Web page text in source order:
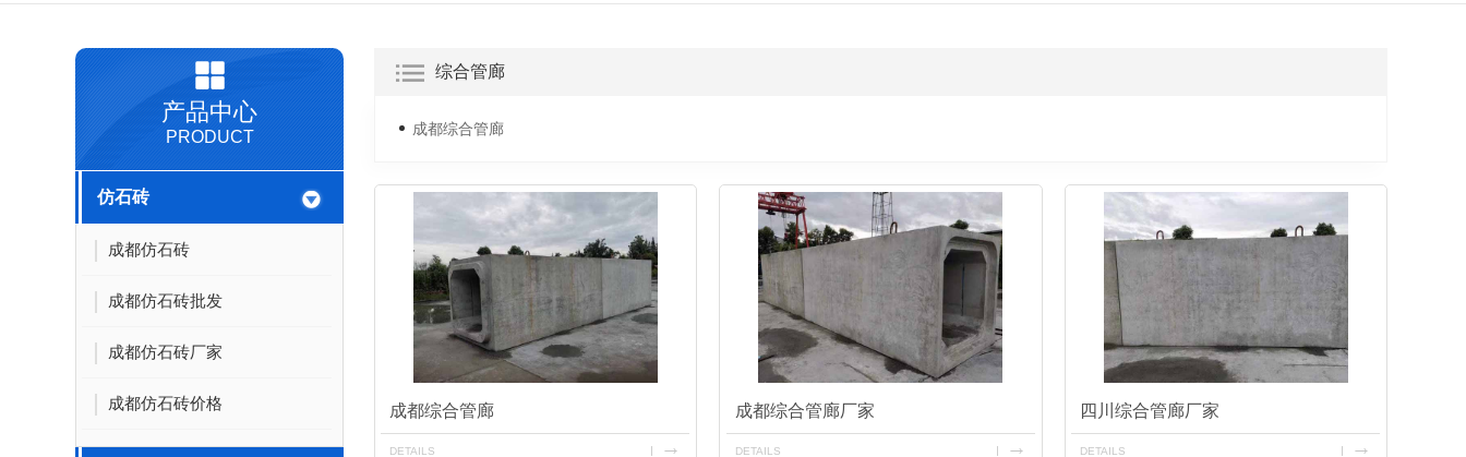
产品中心
PRODUCT
仿石砖
成都仿石砖
成都仿石砖批发
成都仿石砖厂家
成都仿石砖价格
综合管廊
成都综合管廊
成都综合管廊
DETAILS
成都综合管廊厂家
DETAILS
四川综合管廊厂家
DETAILS